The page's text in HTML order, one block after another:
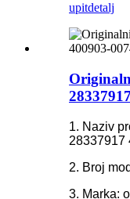
upitdetalj
1. Naziv
28337917
2. Broj
3. Marka: